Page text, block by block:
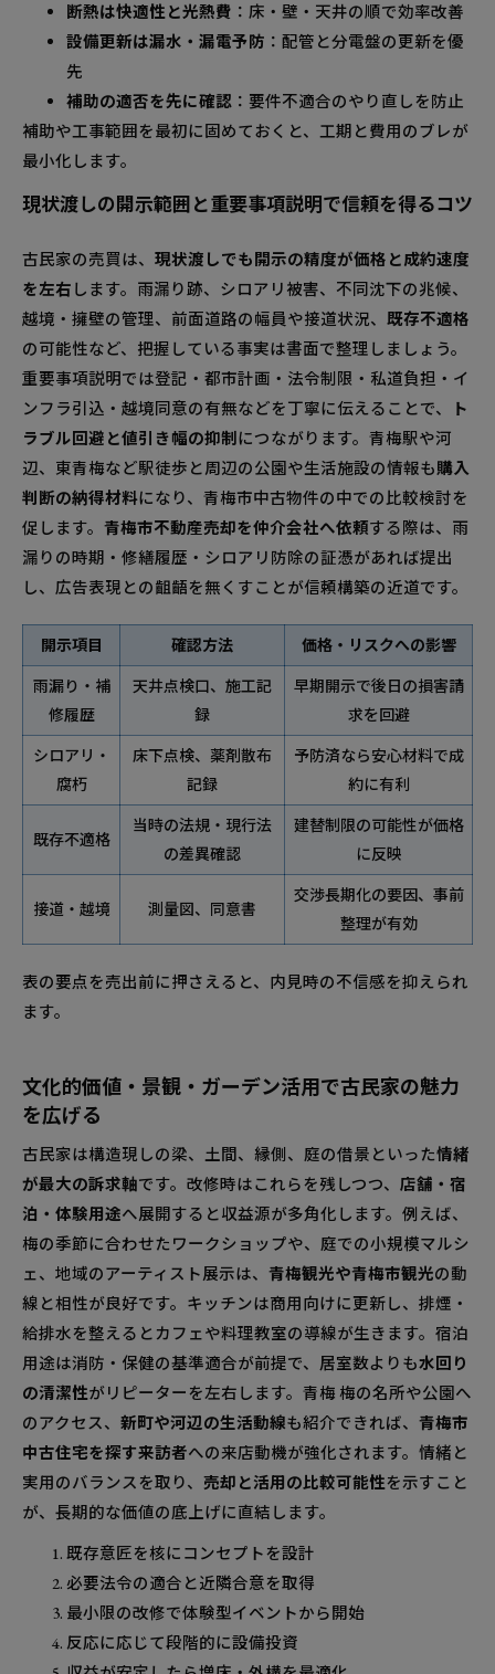
断熱は快適性と光熱費 ：床・壁・天井の順で効率改善
設備更新は漏水・漏電予防 ：配管と分電盤の更新を優
先
補助の適否を先に確認 ：要件不適合のやり直しを防止
補助や工事範囲を最初に固めておくと、工期と費用のブレが
最小化します。
現状渡しの開示範囲と重要事項説明で信頼を得るコツ
古民家の売買は、 現状渡しでも開示の精度が価格と成約速度
を左右 します。雨漏り跡、シロアリ被害、不同沈下の兆候、
越境・擁壁の管理、前面道路の幅員や接道状況、 既存不適格
の可能性など、把握している事実は書面で整理しましょう。
重要事項説明では登記・都市計画・法令制限・私道負担・イ
ンフラ引込・越境同意の有無などを丁寧に伝えることで、
ト
ラブル回避と値引き幅の抑制につながります。青梅駅や河
辺、東青梅など駅徒歩と周辺の公園や生活施設の情報も購入
判断の納得材料になり、青梅市中古物件の中での比較検討を
促します。 青梅市不動産売却を仲介会社へ依頼する際は、雨
漏りの時期・修繕履歴・シロアリ防除の証憑があれば提出
し、広告表現との齟齬を無くすことが信頼構築の近道です。
開示項目 確認方法 価格・リスクへの影響
雨漏り・補
修履歴
天井点検口、施工記
録
早期開示で後日の損害請
求を回避
シロアリ・
腐朽
床下点検、薬剤散布
記録
予防済なら安心材料で成
約に有利
既存不適格
当時の法規・現行法
の差異確認
建替制限の可能性が価格
に反映
接道・越境 測量図、同意書
交渉長期化の要因、事前
整理が有効
表の要点を売出前に押さえると、内見時の不信感を抑えられ
ます。
文化的価値・景観・ガーデン活用で古民家の魅力
を広げる
古民家は構造現しの梁、土間、縁側、庭の借景といった情緒
が最大の訴求軸です。改修時はこれらを残しつつ、 店舗・宿
泊・体験用途へ展開すると収益源が多角化します。例えば、
梅の季節に合わせたワークショップや、庭での小規模マルシ
ェ、地域のアーティスト展示は、 青梅観光や青梅市観光の動
線と相性が良好です。キッチンは商用向けに更新し、排煙・
給排水を整えるとカフェや料理教室の導線が生きます。宿泊
用途は消防・保健の基準適合が前提で、居室数よりも水回り
の清潔性がリピーターを左右します。青梅 梅の名所や公園へ
のアクセス、 新町や河辺の生活動線も紹介できれば、 青梅市
中古住宅を探す来訪者への来店動機が強化されます。情緒と
実用のバランスを取り、 売却と活用の比較可能性を示すこと
が、長期的な価値の底上げに直結します。
既存意匠を核にコンセプトを設計
必要法令の適合と近隣合意を取得
最小限の改修で体験型イベントから開始
反応に応じて段階的に設備投資